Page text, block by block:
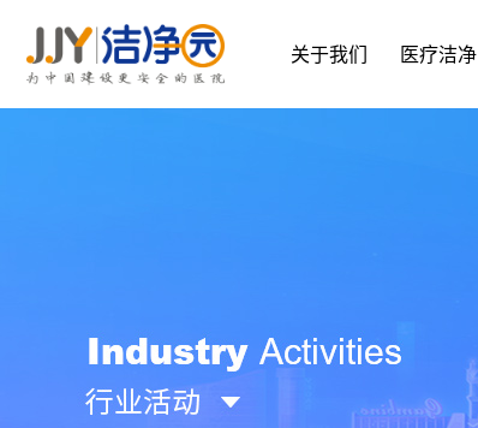
关于我们 医疗洁净